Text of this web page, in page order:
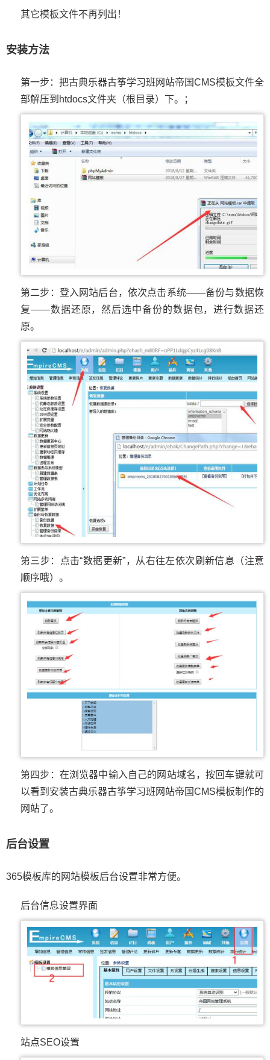
其它模板文件不再列出！
安装方法
第一步：把古典乐器古筝学习班网站帝国CMS模板文件全
部解压到htdocs文件夹（根目录）下。；
第二步：登入网站后台，依次点击系统——备份与数据恢
复——数据还原，然后选中备份的数据包，进行数据还
原。
第三步：点击“数据更新”，从右往左依次刷新信息（注意
顺序哦）。
第四步：在浏览器中输入自己的网站域名，按回车键就可
以看到安装古典乐器古筝学习班网站帝国CMS模板制作的
网站了。
后台设置
365模板库的网站模板后台设置非常方便。
后台信息设置界面
站点SEO设置